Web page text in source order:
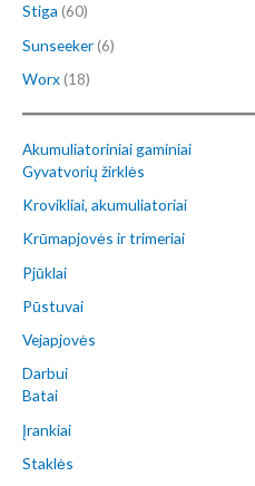
Stiga (60)
Sunseeker(6)
Worx(18)
Akumuliatoriniai gaminiai
Gyvatvorių žirklės
Krovikliai, akumuliatoriai
Krūmapjovės ir trimeriai
Pjūklai
Pūstuvai
Vejapjovės
Darbui
Batai
Įrankiai
Staklės